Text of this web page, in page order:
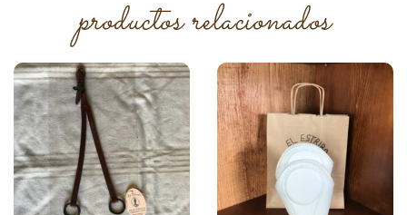
productos relacionados